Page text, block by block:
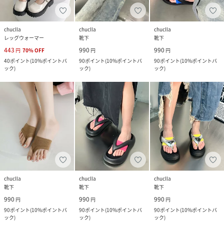
chuclla
レッグウォーマー
443 円 70%OFF
40ポイント(10%ポイントバ
ック)
chuclla
靴下
990 円
90ポイント(10%ポイントバ
ック)
chuclla
靴下
990 円
90ポイント(10%ポイントバ
ック)
chuclla
靴下
990 円
90ポイント(10%ポイントバ
ック)
chuclla
靴下
990 円
90ポイント(10%ポイントバ
ック)
chuclla
靴下
990 円
90ポイント(10%ポイントバ
ック)